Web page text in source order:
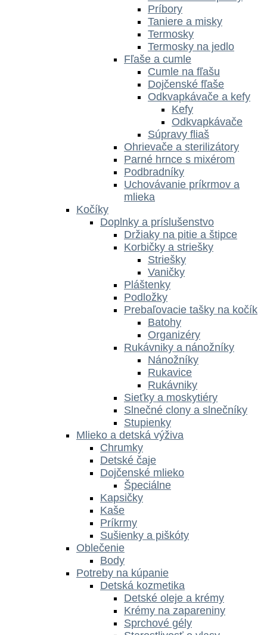
Príbory
Taniere a misky
Termosky
Termosky na jedlo
Fľaše a cumle
Cumle na fľašu
Dojčenské fľaše
Odkvapkávače a kefy
Kefy
Odkvapkávače
Súpravy fliaš
Ohrievače a sterilizátory
Parné hrnce s mixérom
Podbradníky
Uchovávanie príkrmov a
mlieka
Kočíky
Doplnky a príslušenstvo
Držiaky na pitie a štipce
Korbičky a striešky
Striešky
Vaničky
Pláštenky
Podložky
Prebaľovacie tašky na kočík
Batohy
Organizéry
Rukávniky a nánožníky
Nánožníky
Rukavice
Rukávniky
Sieťky a moskytiéry
Slnečné clony a slnečníky
Stupienky
Mlieko a detská výživa
Chrumky
Detské čaje
Dojčenské mlieko
Špeciálne
Kapsičky
Kaše
Príkrmy
Sušienky a piškóty
Oblečenie
Body
Potreby na kúpanie
Detská kozmetika
Detské oleje a krémy
Krémy na zapareniny
Sprchové gély